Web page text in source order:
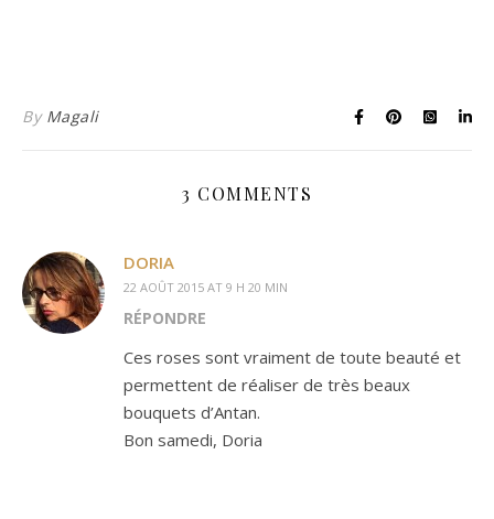
By Magali
3 COMMENTS
DORIA
22 AOÛT 2015 AT 9 H 20 MIN
RÉPONDRE
Ces roses sont vraiment de toute beauté et
permettent de réaliser de très beaux
bouquets d’Antan.
Bon samedi, Doria